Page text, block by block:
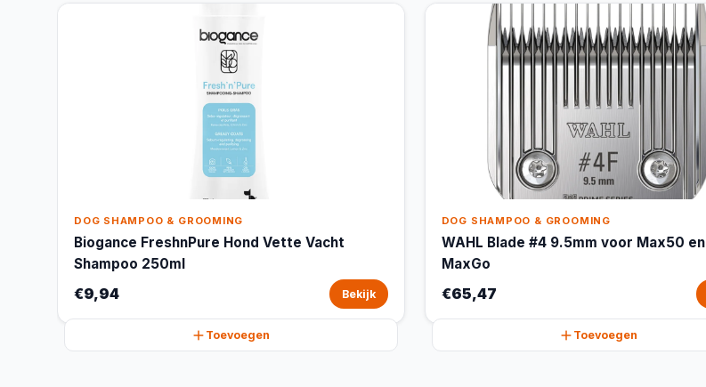
DOG SHAMPOO & GROOMING
Biogance FreshnPure Hond Vette Vacht
Shampoo 250ml
€9,94 Bekijk
Toevoegen
DOG SHAMPOO & GROOMING
WAHL Blade #4 9.5mm voor Max50 en
MaxGo
€65,47
Toevoegen